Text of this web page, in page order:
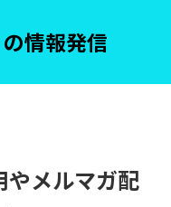
情報発信
やメルマガ配